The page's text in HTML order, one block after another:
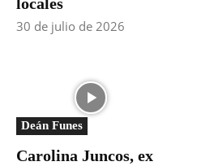
locales
30 de julio de 2026
Deán Funes
Carolina Juncos, ex